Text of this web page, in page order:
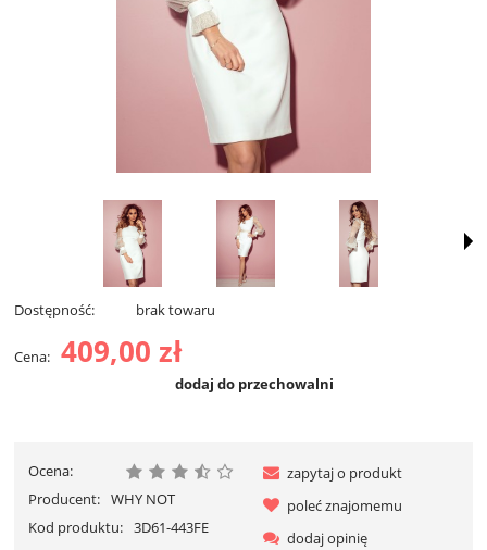
Dostępność: brak towaru
Cena: 409,00 zł
dodaj do przechowalni
Ocena:
Producent: WHY NOT
Kod produktu: 3D61-443FE
zapytaj o produkt
poleć znajomemu
dodaj opinię